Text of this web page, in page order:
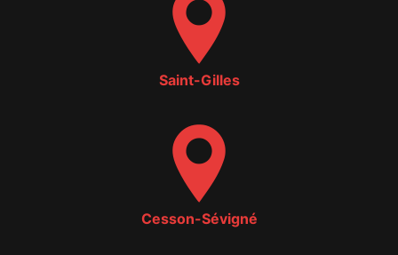
Saint-Gilles
Cesson-Sévigné